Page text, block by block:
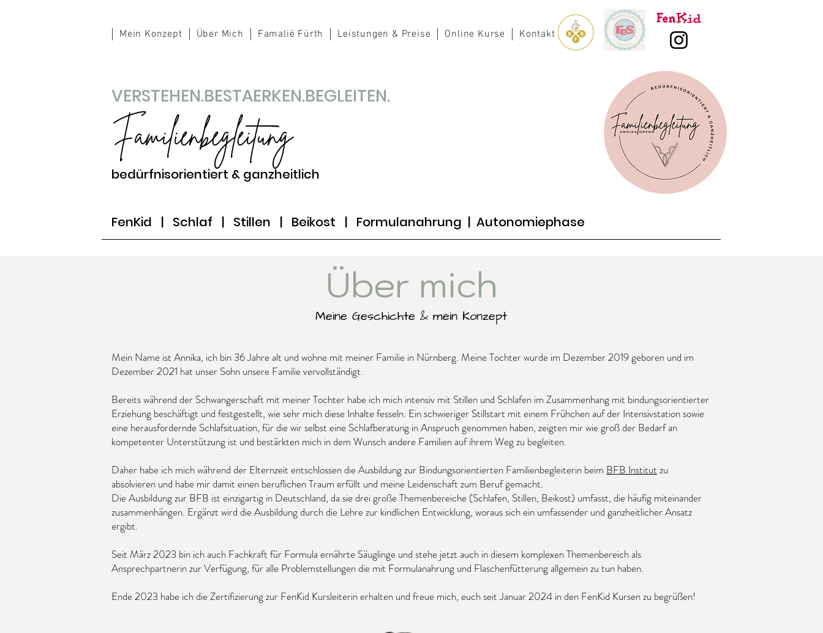
Mein Konzept Über Mich Famalië Fürth Leistungen & Preise Online Kurse Kontakt
VERSTEHEN.BESTAERKEN.BEGLEITEN.
Familienbegleitung
bedürfnisorientiert & ganzheitlich
FenKid | Schlaf | Stillen | Beikost | Formulanahrung | Autonomiephase
Über mich
Meine Geschichte & mein Konzept
Mein Name ist Annika, ich bin 36 Jahre alt und wohne mit meiner Familie in Nürnberg. Meine Tochter wurde im Dezember 2019 geboren und im
Dezember 2021 hat unser Sohn unsere Familie vervollständigt.
Bereits während der Schwangerschaft mit meiner Tochter habe ich mich intensiv mit Stillen und Schlafen im Zusammenhang mit bindungsorientierter
Erziehung beschäftigt und festgestellt, wie sehr mich diese Inhalte fesseln. Ein schwieriger Stillstart mit einem Frühchen auf der Intensivstation sowie
eine herausfordernde Schlafsituation, für die wir selbst eine Schlafberatung in Anspruch genommen haben, zeigten mir wie groß der Bedarf an
kompetenter Unterstützung ist und bestärkten mich in dem Wunsch andere Familien auf ihrem Weg zu begleiten.
Daher habe ich mich während der Elternzeit entschlossen die Ausbildung zur Bindungsorientierten Familienbegleiterin beim BFB Institut zu
absolvieren und habe mir damit einen beruflichen Traum erfüllt und meine Leidenschaft zum Beruf gemacht.
Die Ausbildung zur BFB ist einzigartig in Deutschland, da sie drei große Themenbereiche (Schlafen, Stillen, Beikost) umfasst, die häufig miteinander
zusammenhängen. Ergänzt wird die Ausbildung durch die Lehre zur kindlichen Entwicklung, woraus sich ein umfassender und ganzheitlicher Ansatz
ergibt.
Seit März 2023 bin ich auch Fachkraft für Formula ernährte Säuglinge und stehe jetzt auch in diesem komplexen Themenbereich als
Ansprechpartnerin zur Verfügung, für alle Problemstellungen die mit Formulanahrung und Flaschenfütterung allgemein zu tun haben.
Ende 2023 habe ich die Zertifizierung zur FenKid Kursleiterin erhalten und freue mich, euch seit Januar 2024 in den FenKid Kursen zu begrüßen!